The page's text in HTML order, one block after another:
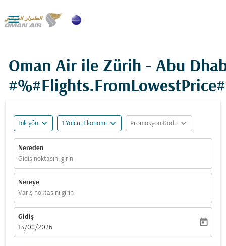

Oman Air ile Zürih - Abu
Tek yön expand_more 1 Yolcu, Ekonomi expand_more Promosyon Kodu expand_more
Nereden
Gidiş noktasını girin
Nereye
Varış noktasını girin
Gidiş
fc-booking-departure-date-aria-label
13/08/2026
today